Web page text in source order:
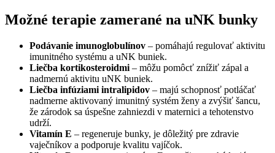
Možné terapie zamerané na uNK bunky
Podávanie imunoglobulínov – pomáhajú regulovať aktivitu
imunitného systému a uNK buniek.
Liečba kortikosteroidmi – môžu pomôcť znížiť zápal a
nadmernú aktivitu uNK buniek.
Liečba infúziami intralipidov – majú schopnosť potláčať
nadmerne aktivovaný imunitný systém ženy a zvýšiť šancu,
že zárodok sa úspešne zahniezdi v maternici a tehotenstvo
udrží.
Vitamín E – regeneruje bunky, je dôležitý pre zdravie
vaječníkov a podporuje kvalitu vajíčok.